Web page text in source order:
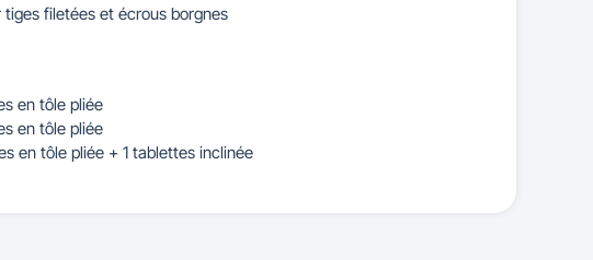
filetées et écrous borgnes
en tôle pliée
en tôle pliée
en tôle pliée + 1 tablettes inclinée